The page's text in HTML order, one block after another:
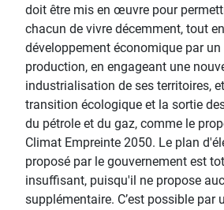
doit être mis en œuvre pour
chacun de vivre décemment, tout
développement économique par
production, en engageant une
industrialisation de ses territoires,
transition écologique et la sortie
du pétrole et du gaz, comme le
Climat Empreinte 2050. Le plan
proposé par le gouvernement est
insuffisant, puisqu'il ne propose
supplémentaire. C’est possible par